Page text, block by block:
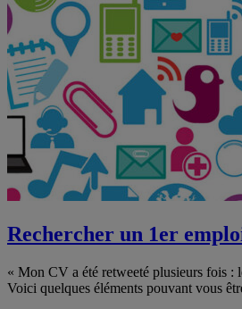
Rechercher un 1er
« Mon CV a été retweeté plusieurs fois :
Voici quelques éléments pouvant vous